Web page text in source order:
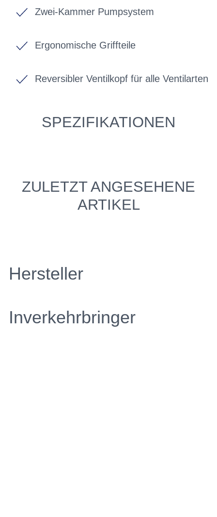
Zwei-Kammer Pumpsystem
Ergonomische Griffteile
Reversibler Ventilkopf für alle Ventilarten
SPEZIFIKATIONEN
ZULETZT ANGESEHENE
ARTIKEL
Hersteller
Inverkehrbringer